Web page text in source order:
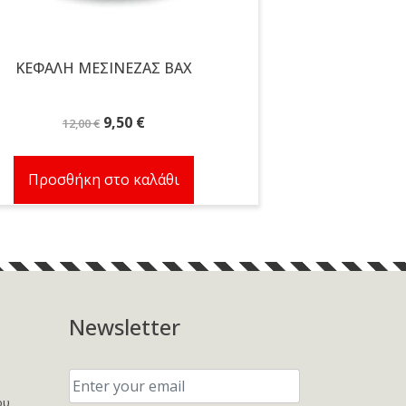
ΚΕΦΑΛΗ ΜΕΣΙΝΕΖΑΣ ΒΑΧ
12,00€ Original
12,00 €.
9,50 €Η
είναι:
9,50 €.
Προσθήκη στο καλάθι
Newsletter
your
email: